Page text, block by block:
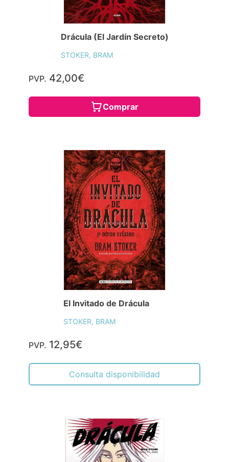
Drácula (El Jardín Secreto)
STOKER, BRAM
PVP. 42,00€
Comprar
El Invitado de Drácula
STOKER, BRAM
PVP. 12,95€
Consulta disponibilidad